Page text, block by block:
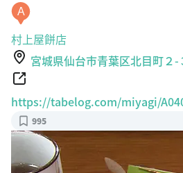
A
村上屋餅店
宮城県仙台市青葉区北目町２-
https://tabelog.com/miyagi/
995